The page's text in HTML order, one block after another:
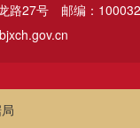
路27号
邮编：100032